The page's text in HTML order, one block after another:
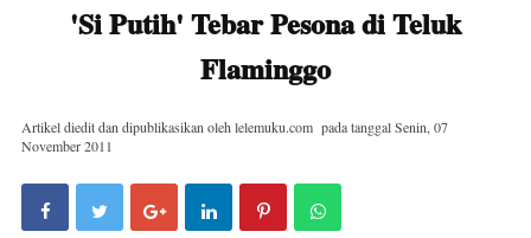
'Si Putih' Tebar Pesona di Teluk
Flaminggo
Artikel diedit dan dipublikasikan oleh lelemuku.com pada tanggalSenin, 07
November 2011